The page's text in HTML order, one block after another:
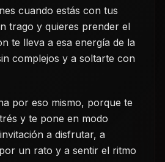
cuando estás con tus
trago y quieres prender el
te lleva a esa energía de la
complejos y a soltarte con
por eso mismo, porque te
y te pone en modo
a disfrutar, a
un rato y a sentir el ritmo